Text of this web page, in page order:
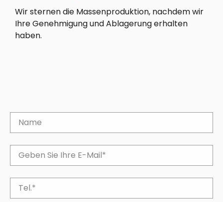
Wir sternen die Massenproduktion, nachdem wir
Ihre Genehmigung und Ablagerung erhalten
haben.